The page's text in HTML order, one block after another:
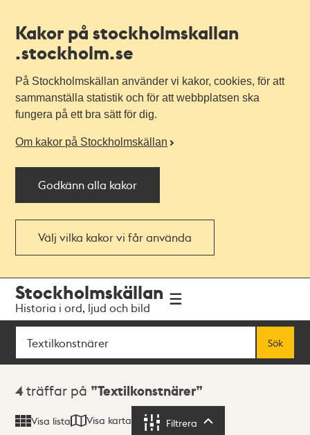
Kakor på stockholmskallan
.stockholm.se
På Stockholmskällan använder vi kakor, cookies, för att
sammanställa statistik och för att webbplatsen ska
fungera på ett bra sätt för dig.
Om kakor på Stockholmskällan
Godkänn alla kakor
Välj vilka kakor vi får använda
navigationen
huvudinnehållet
Stockholmskällan
Historia i ord, ljud och bild
Sök
Sök
Sökresultat
4 träffar på Textilkonstnärer
Visa lista Visa karta Filtrera